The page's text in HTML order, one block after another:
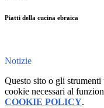
Piatti della cucina ebraica
Notizie
Questo sito o gli
cookie necessari al
COOKIE POLICY.